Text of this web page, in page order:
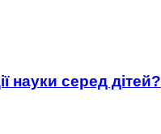
науки серед дітей?